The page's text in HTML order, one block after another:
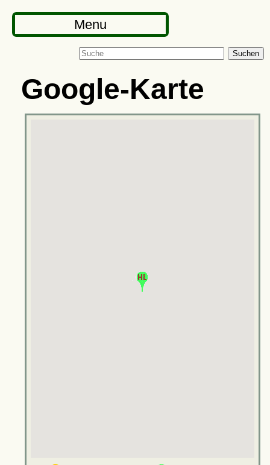
Menu
Suchen
Google-Karte